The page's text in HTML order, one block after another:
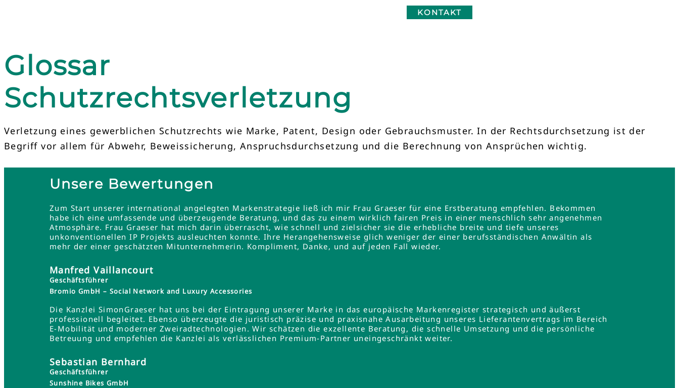
KONTAKT
Glossar
Schutzrechtsverletzung
Verletzung eines gewerblichen Schutzrechts wie Marke, Patent, Design oder Gebrauchsmuster. In der Rechtsdurchsetzung ist der
Begriff vor allem für Abwehr, Beweissicherung, Anspruchsdurchsetzung und die Berechnung von Ansprüchen wichtig.
Unsere Bewertungen
Zum Start unserer international angelegten Markenstrategie ließ ich mir Frau Graeser für eine Erstberatung empfehlen. Bekommen
habe ich eine umfassende und überzeugende Beratung, und das zu einem wirklich fairen Preis in einer menschlich sehr angenehmen
Atmosphäre. Frau Graeser hat mich darin überrascht, wie schnell und zielsicher sie die erhebliche breite und tiefe unseres
unkonventionellen IP Projekts ausleuchten konnte. Ihre Herangehensweise glich weniger der einer berufsständischen Anwältin als
mehr der einer geschätzten Mitunternehmerin. Kompliment, Danke, und auf jeden Fall wieder.
Manfred Vaillancourt
Geschäftsführer
Bromio GmbH – Social Network and Luxury Accessories
Die Kanzlei SimonGraeser hat uns bei der Eintragung unserer Marke in das europäische Markenregister strategisch und äußerst
professionell begleitet. Ebenso überzeugte die juristisch präzise und praxisnahe Ausarbeitung unseres Lieferantenvertrags im Bereich
E-Mobilität und moderner Zweiradtechnologien. Wir schätzen die exzellente Beratung, die schnelle Umsetzung und die persönliche
Betreuung und empfehlen die Kanzlei als verlässlichen Premium-Partner uneingeschränkt weiter.
Sebastian Bernhard
Geschäftsführer
Sunshine Bikes GmbH